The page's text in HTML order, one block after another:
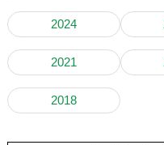
2024
2021
2018